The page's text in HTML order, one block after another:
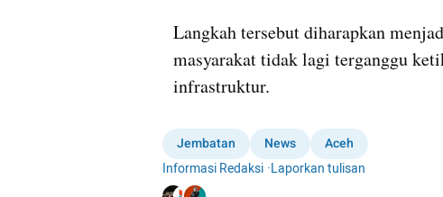
Langkah tersebut diharapkan
masyarakat tidak lagi terganggu
infrastruktur.
Jembatan News
Aceh
Informasi Redaksi ·Laporkan tulisan